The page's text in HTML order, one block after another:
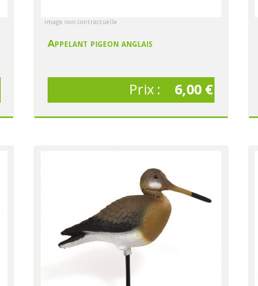
image non contractuelle
Appelant pigeon anglais
Prix : 6,00 €